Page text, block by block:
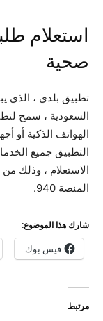
استعلام
صحية
تطبيق بلدي ، الذي
السعودية ، سمح
الهواتف الذكية أو
التطبيق جميع
الاستعلام ، وذلك
المنصة 940.
شارك هذا الموضوع:
فيس بوك
مرتبط